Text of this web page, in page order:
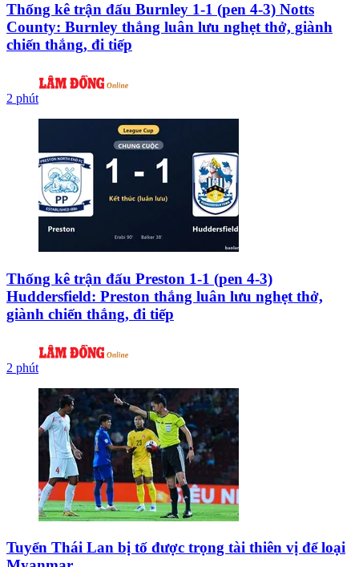
Thống kê trận đấu Burnley 1-1 (pen 4-3) Notts
County: Burnley thắng luân lưu nghẹt thở, giành
chiến thắng, đi tiếp
2 phút
Thống kê trận đấu Preston 1-1 (pen 4-3)
Huddersfield: Preston thắng luân lưu nghẹt thở,
giành chiến thắng, đi tiếp
2 phút
Tuyển Thái Lan bị tố được trọng tài thiên vị để loại